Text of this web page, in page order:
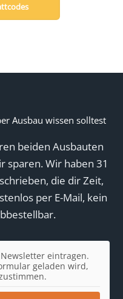
Ausbau wissen solltest
beiden Ausbauten
sparen. Wir haben 31
die dir Zeit,
per E-Mail, kein
eintragen.
geladen wird,